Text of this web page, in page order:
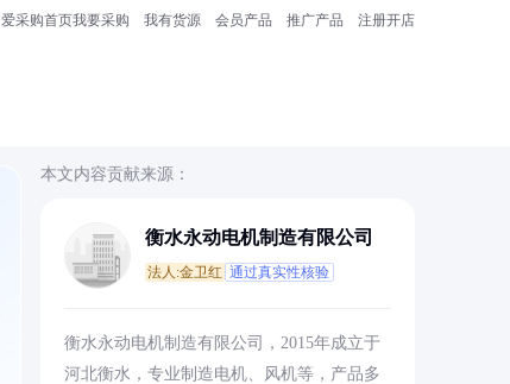
爱采购首页我要采购 我有货源 会员产品 推广产品 注册开店
本文内容贡献来源：
衡水永动电机制造有限公司
法人:金卫红 通过真实性核验
衡水永动电机制造有限公司，2015年成立于
河北衡水，专业制造电机、风机等，产品多